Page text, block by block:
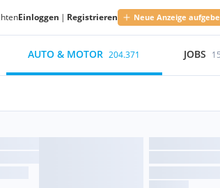
Einloggen | Registrieren Neue Anzeige
AUTO & MOTOR 204.371 JOBS